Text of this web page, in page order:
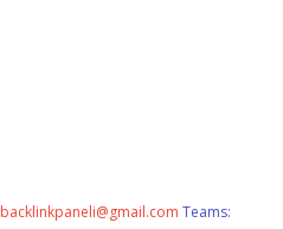
backlinkpaneli@gmail.com Teams: